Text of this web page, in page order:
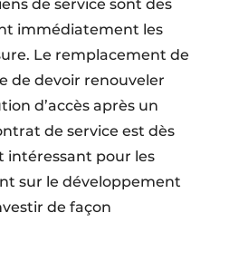
de service sont des
immédiatement les
Le remplacement de
de devoir renouveler
d’accès après un
de service est dès
intéressant pour les
sur le développement
de façon